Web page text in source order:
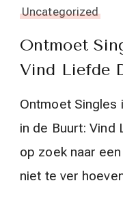
Uncategorized
Ontmoet
Vind Liefde
Ontmoet Singles
in de Buurt: Vind
op zoek naar
niet te ver